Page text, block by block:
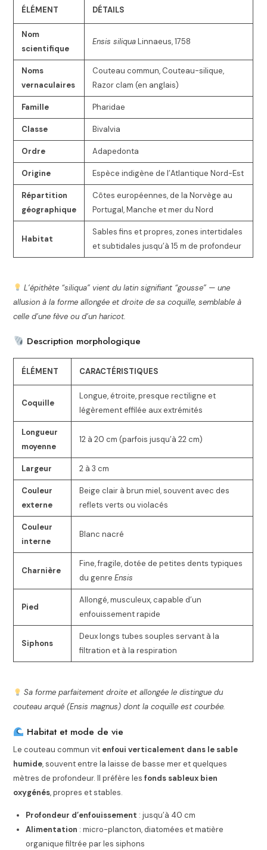
ÉLÉMENT DÉTAILS
Nom
scientifique
Ensis siliquaLinnaeus, 1758
Noms
vernaculaires
Couteau commun, Couteau-silique,
Razor clam (en anglais)
Famille Pharidae
Classe Bivalvia
Ordre Adapedonta
Origine Espèce indigène de l’Atlantique Nord-Est
Répartition
géographique
Côtes européennes, de la Norvège au
Portugal, Manche et mer du Nord
Habitat
Sables fins et propres, zones intertidales
et subtidales jusqu’à 15 m de profondeur
L’épithète “siliqua” vient du latin signifiant “gousse” — une
allusion à la forme allongée et droite de sa coquille, semblable à
celle d’une fève ou d’un haricot.
Description morphologique
ÉLÉMENT CARACTÉRISTIQUES
Coquille
Longue, étroite, presque rectiligne et
légèrement effilée aux extrémités
Longueur
moyenne
12 à 20 cm (parfois jusqu’à 22 cm)
Largeur 2 à 3 cm
Couleur
externe
Beige clair à brun miel, souvent avec des
reflets verts ou violacés
Couleur
interne
Blanc nacré
Charnière
Fine, fragile, dotée de petites dents typiques
du genreEnsis
Pied
Allongé, musculeux, capable d’un
enfouissement rapide
Siphons
Deux longs tubes souples servant à la
filtration et à la respiration
Sa forme parfaitement droite et allongée le distingue du
couteau arqué (Ensis magnus) dont la coquille est courbée.
Habitat et mode de vie
Le couteau commun vit enfoui verticalement dans le sable
humide, souvent entre la laisse de basse mer et quelques
mètres de profondeur. Il préfère lesfonds sableux bien
oxygénés, propres et stables.
Profondeur d’enfouissement : jusqu’à 40 cm
Alimentation : micro-plancton, diatomées et matière
organique filtrée par les siphons